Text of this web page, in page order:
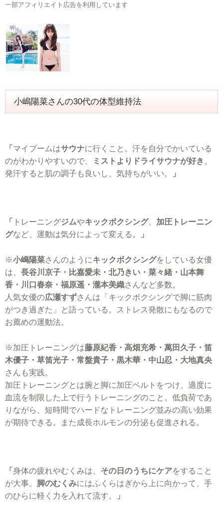
一部アフィリエイト広告を利用しています
小嶋陽菜さんの30代の体型維持法
「 マイブームはサウナに行くこと。汗を自分でかいている
のがわかりやすいので、
ミストよりドライサウナが好き 。
発汗すると肌の調子も良いし、気持ちがいい。
」
「 トレーニングジムやキックボクシング、 加圧トレーニン
グなど、運動は気分によって変える。 」
※小嶋陽菜さんのようにキックボクシングをしている女優
は、 長谷川京子・比嘉愛未・北乃きい・菜々緒・山本舞
香・川口春奈・福原遥・瀧本美織さんなど多数。
人気女優の広瀬すずさんは「キックボクシングで脚に筋肉
がつき過ぎた」と語っている。ストレス発散にもなるので
お薦めの運動法。
※加圧トレーニングは藤原紀香・高畑充希・萬田久子・笛
木優子・草笛光子・常盤貴子・黒木華・中山忍・大地真央
さんも実践。
加圧トレーニングとは腕と脚に加圧ベルトをつけ、適度に
血流を制限した上で行うトレーニングのこと。低負荷であ
りながら、短時間でハードなトレーニング並みの高い効果
が期待できる。また成長ホルモンの分泌も促進される。
「 身体の疲れやむくみは、 その日のうちにケアをすること
が大事。 脚のむくみにはふくらはぎから上に向かって、手
のひらに軽く力を入れて流す。
」